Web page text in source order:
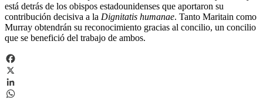
está detrás de los obispos estadounidenses que aportaron su
contribución decisiva a la Dignitatis humanae. Tanto Maritain como
Murray obtendrán su reconocimiento gracias al concilio, un concilio
que se benefició del trabajo de ambos.
Facebook
X
LinkedIn